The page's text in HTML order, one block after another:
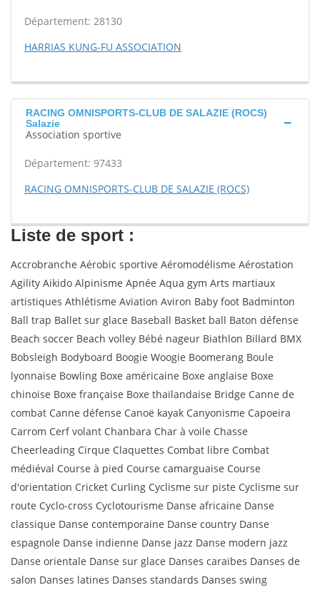
Département: 28130
HARRIAS KUNG-FU ASSOCIATION
RACING OMNISPORTS-CLUB DE SALAZIE (ROCS)
Salazie
Association sportive
Département: 97433
RACING OMNISPORTS-CLUB DE SALAZIE (ROCS)
Liste de sport :
Accrobranche Aérobic sportive Aéromodélisme Aérostation
Agility Aikido Alpinisme Apnée Aqua gym Arts martiaux
artistiques Athlétisme Aviation Aviron Baby foot Badminton
Ball trap Ballet sur glace Baseball Basket ball Baton défense
Beach soccer Beach volley Bébé nageur Biathlon Billard BMX
Bobsleigh Bodyboard Boogie Woogie Boomerang Boule
lyonnaise Bowling Boxe américaine Boxe anglaise Boxe
chinoise Boxe française Boxe thaïlandaise Bridge Canne de
combat Canne défense Canoë kayak Canyonisme Capoeira
Carrom Cerf volant Chanbara Char à voile Chasse
Cheerleading Cirque Claquettes Combat libre Combat
médiéval Course à pied Course camarguaise Course
d'orientation Cricket Curling Cyclisme sur piste Cyclisme sur
route Cyclo-cross Cyclotourisme Danse africaine Danse
classique Danse contemporaine Danse country Danse
espagnole Danse indienne Danse jazz Danse modern jazz
Danse orientale Danse sur glace Danses caraïbes Danses de
salon Danses latines Danses standards Danses swing